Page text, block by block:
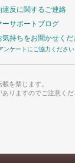
違反に関するご連絡
ーサポートブログ
気持ちをお聞かせくだ
ンケートにご協力ください
を禁じます。
りますのでご注意くだ